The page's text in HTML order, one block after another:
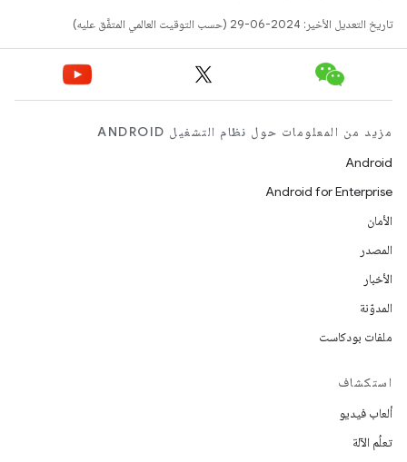
تاريخ التعديل الأخير: 2024-06-29 (حسب التوقيت العالمي المتفَّق عليه)
مزيد من المعلومات حول نظام التشغيل ANDROID
Android
Android for Enterprise
الأمان
المصدر
الأخبار
المدوّنة
ملفات بودكاست
استكشاف
ألعاب فيديو
تعلُم الآلة